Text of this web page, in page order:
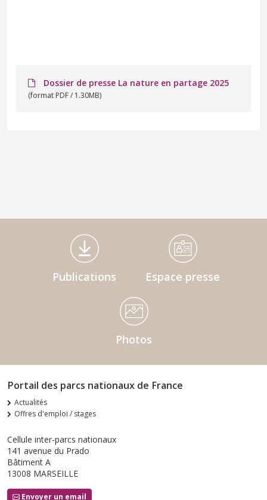
Dossier de presse La nature en partage 2025
(format PDF / 1.30MB)
Médiathèque Footer
Publications Espace presse
Photos
Portail des parcs nationaux de France
Actualités
Offres d'emploi / stages
Cellule inter-parcs nationaux
141 avenue du Prado
Bâtiment A
13008 MARSEILLE
Envoyer un email